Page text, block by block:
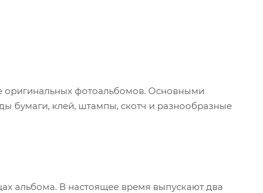
оригинальных фотоальбомов. Основными
бумаги, клей, штампы, скотч и разнообразные
альбома. В настоящее время выпускают два